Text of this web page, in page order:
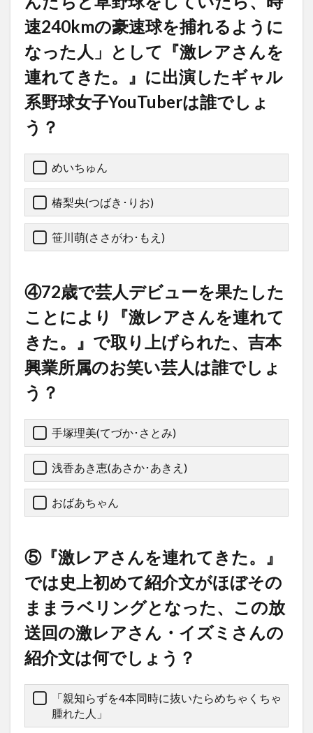
速240kmの豪速球を捕れるように
なった人」として『激レアさんを
連れてきた。』に出演したギャル
系野球女子YouTuberは誰でしょ
う？
めいちゅん
椿梨央(つばき･りお)
笹川萌(ささがわ･もえ)
④72歳で芸人デビューを果たした
ことにより『激レアさんを連れて
きた。』で取り上げられた、吉本
興業所属のお笑い芸人は誰でしょ
う？
手塚理美(てづか･さとみ)
浅香あき恵(あさか･あきえ)
おばあちゃん
⑤『激レアさんを連れてきた。』
では史上初めて紹介文がほぼその
ままラベリングとなった、この放
送回の激レアさん・イズミさんの
紹介文は何でしょう？
「親知らずを4本同時に抜いたらめちゃくちゃ
腫れた人」